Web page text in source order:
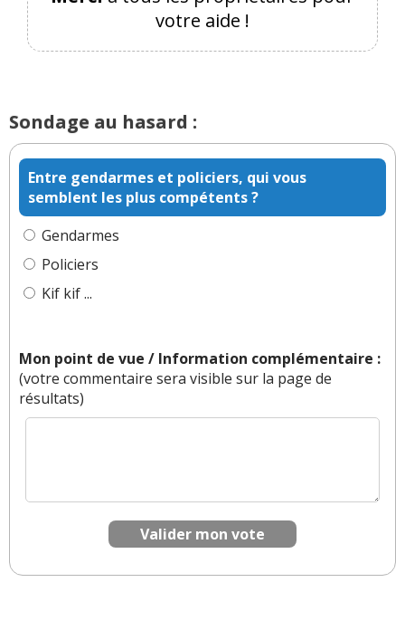
votre aide !
Sondage au hasard :
Entre gendarmes et policiers, qui vous
semblent les plus compétents ?
Gendarmes
Policiers
Kif kif ...
Mon point de vue / Information complémentaire :
(votre commentaire sera visible sur la page de
résultats)
Valider mon vote